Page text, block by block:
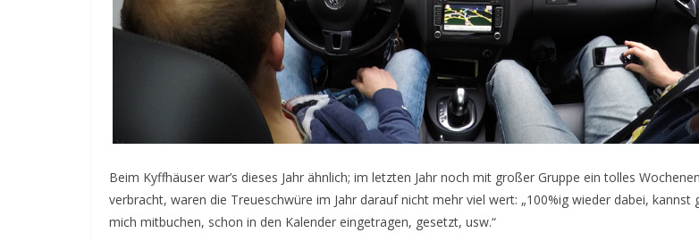
Beim Kyffhäuser war’s dieses Jahr ähnlich; im letzten Jahr noch mit großer Gruppe ein tolles
verbracht, waren die Treueschwüre im Jahr darauf nicht mehr viel wert: „100%ig wieder dabei, kannst
mich mitbuchen, schon in den Kalender eingetragen, gesetzt, usw.“